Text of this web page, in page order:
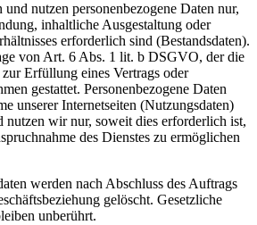
nutzen personenbezogene Daten nur,
inhaltliche Ausgestaltung oder
erforderlich sind (Bestandsdaten).
von Art. 6 Abs. 1 lit. b DSGVO, der die
Erfüllung eines Vertrags oder
gestattet. Personenbezogene Daten
unserer Internetseiten (Nutzungsdaten)
nutzen wir nur, soweit dies erforderlich ist,
des Dienstes zu ermöglichen
werden nach Abschluss des Auftrags
gelöscht. Gesetzliche
unberührt.